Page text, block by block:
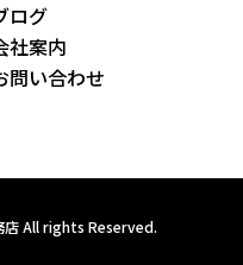
ログ
社案内
問い合わせ
店 All rights Reserved.